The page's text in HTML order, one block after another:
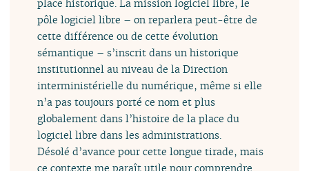
place historique. La mission logiciel libre, le
pôle logiciel libre – on reparlera peut-être de
cette différence ou de cette évolution
sémantique – s’inscrit dans un historique
institutionnel au niveau de la Direction
interministérielle du numérique, même si elle
n’a pas toujours porté ce nom et plus
globalement dans l’histoire de la place du
logiciel libre dans les administrations.
Désolé d’avance pour cette longue tirade, mais
ce contexte me paraît utile pour comprendre